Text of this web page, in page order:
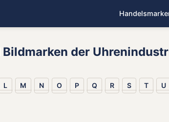
der
L M N O P Q R S T U